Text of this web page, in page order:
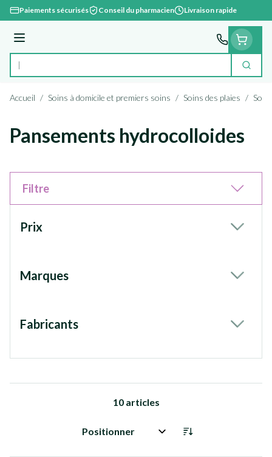
Aller au contenu
Paiements sécurisés Conseil du pharmacien Livraison rapide
Menu
Rechercher
Accueil / Soins à domicile et premiers soins / Soins des plaies /
Pansements hydrocolloides
Filtre
Prix
Marques
Fabricants
10articles
Trier par: